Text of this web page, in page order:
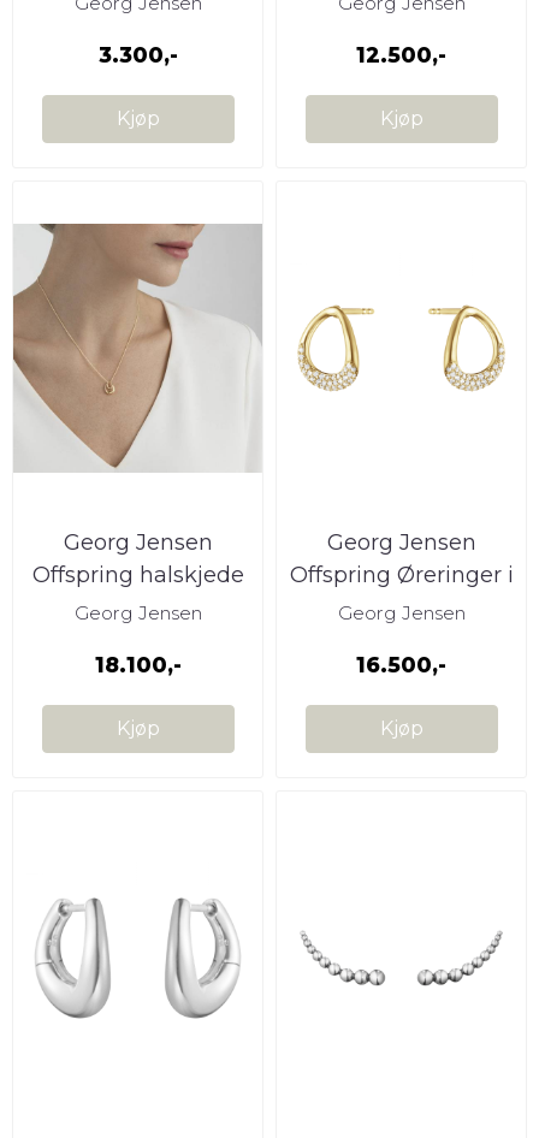
3.300,-
Kjøp
12.500,-
Kjøp
Georg Jensen
Offspring halskjede
Georg Jensen
18.100,-
Kjøp
Georg Jensen
Offspring Øreringer i
Gult Gull
Georg Jensen
16.500,-
Kjøp